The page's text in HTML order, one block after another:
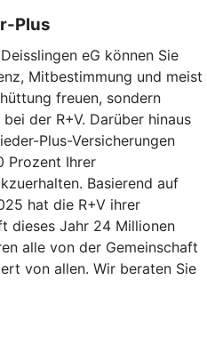
Plus
eG können Sie
Mitbestimmung und meist
freuen, sondern
der R+V. Darüber hinaus
Plus-Versicherungen
Prozent Ihrer
Basierend auf
hat die R+V ihrer
dieses Jahr 24 Millionen
alle von der Gemeinschaft
von allen. Wir beraten Sie